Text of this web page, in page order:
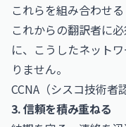
これらを組み合わせ
これからの翻訳者に
に、こうしたネット
りません。
CCNA（シスコ技術者
3. 信頼を積み重ねる